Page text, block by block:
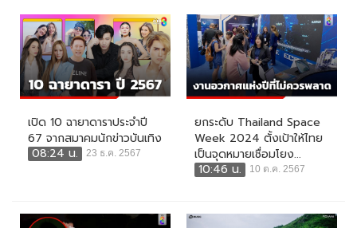
เปิด 10 ฉายาดาราประจำปี
67 จากสมาคมนักข่าวบันเทิง
08:24 น.
23 ธ.ค. 2567
ยกระดับ Thailand Space
Week 2024 ตั้งเป้าให้ไทย
เป็นจุดหมายเชื่อมโยง...
10:46 น.
10 ต.ค. 2567